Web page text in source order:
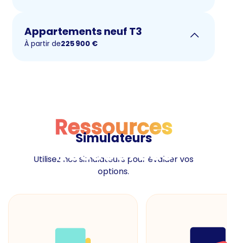
Appartements neuf T3
À partir de225 900 €
Ressources
Ressources
Simulateurs
Utilisez nos simulateurs pour évaluer vos
options.